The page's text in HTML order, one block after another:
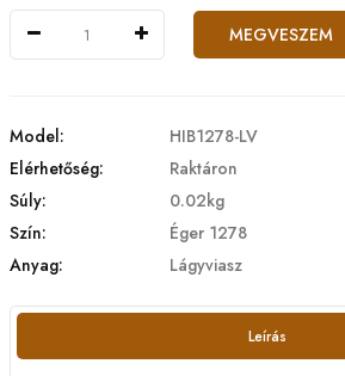
MEGVESZEM
Model:
HIB1278-LV
Elérhetőség:
Raktáron
Súly:
0.02kg
Szín:
Éger 1278
Anyag:
Lágyviasz
Leírás